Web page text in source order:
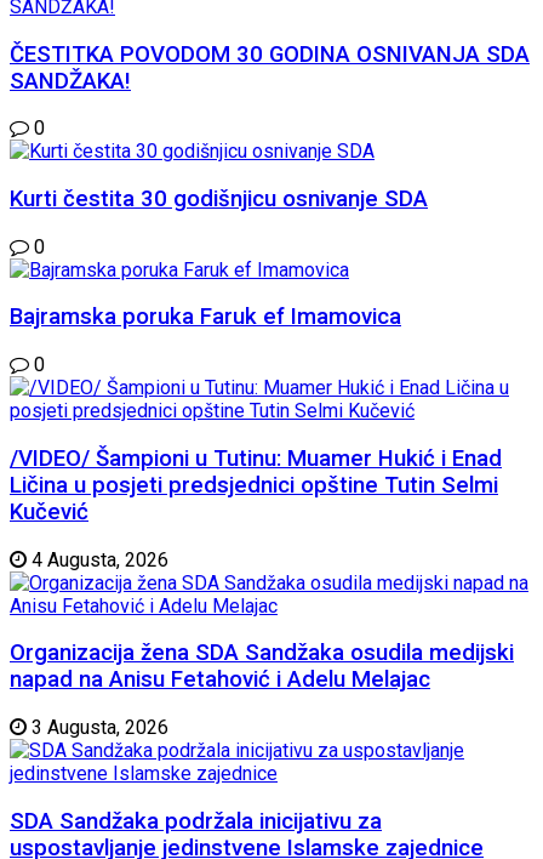
ČESTITKA POVODOM 30 GODINA OSNIVANJA SDA
SANDŽAKA!
0
Kurti čestita 30 godišnjicu osnivanje SDA
0
Bajramska poruka Faruk ef Imamovica
0
/VIDEO/ Šampioni u Tutinu: Muamer Hukić i Enad
Ličina u posjeti predsjednici opštine Tutin Selmi
Kučević
4 Augusta, 2026
Organizacija žena SDA Sandžaka osudila medijski
napad na Anisu Fetahović i Adelu Melajac
3 Augusta, 2026
SDA Sandžaka podržala inicijativu za
uspostavljanje jedinstvene Islamske zajednice